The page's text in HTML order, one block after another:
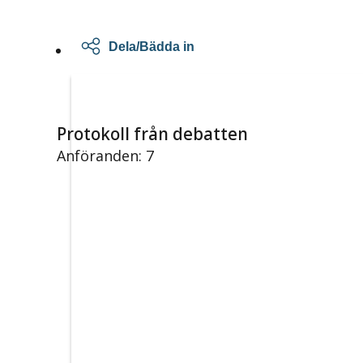
Dela/Bädda in
Protokoll från debatten
Anföranden: 7